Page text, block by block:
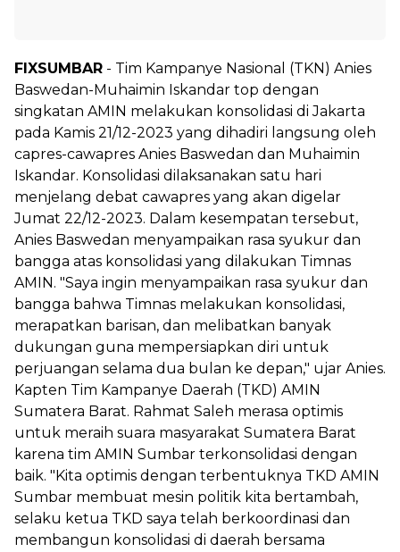
FIXSUMBAR - Tim Kampanye Nasional (TKN) Anies
Baswedan-Muhaimin Iskandar top dengan
singkatan AMIN melakukan konsolidasi di Jakarta
pada Kamis 21/12-2023 yang dihadiri langsung oleh
capres-cawapres Anies Baswedan dan Muhaimin
Iskandar. Konsolidasi dilaksanakan satu hari
menjelang debat cawapres yang akan digelar
Jumat 22/12-2023. Dalam kesempatan tersebut,
Anies Baswedan menyampaikan rasa syukur dan
bangga atas konsolidasi yang dilakukan Timnas
AMIN. "Saya ingin menyampaikan rasa syukur dan
bangga bahwa Timnas melakukan konsolidasi,
merapatkan barisan, dan melibatkan banyak
dukungan guna mempersiapkan diri untuk
perjuangan selama dua bulan ke depan," ujar Anies.
Kapten Tim Kampanye Daerah (TKD) AMIN
Sumatera Barat. Rahmat Saleh merasa optimis
untuk meraih suara masyarakat Sumatera Barat
karena tim AMIN Sumbar terkonsolidasi dengan
baik. "Kita optimis dengan terbentuknya TKD AMIN
Sumbar membuat mesin politik kita bertambah,
selaku ketua TKD saya telah berkoordinasi dan
membangun konsolidasi di daerah bersama